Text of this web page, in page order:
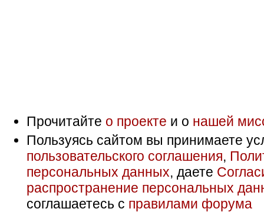
Прочитайте о проекте и о нашей
Пользуясь сайтом вы принимаете
пользовательского соглашения,
персональных данных, даете
распространение персональных
соглашаетесь с правилами форума